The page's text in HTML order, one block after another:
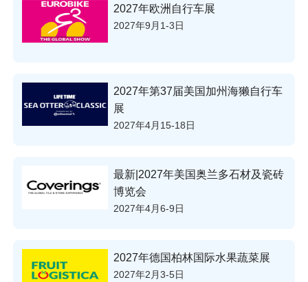
2027年欧洲自行车展
2027年9月1-3日
2027年第37届美国加州海獭自行车
展
2027年4月15-18日
最新|2027年美国奥兰多石材及瓷砖
博览会
2027年4月6-9日
2027年德国柏林国际水果蔬菜展
2027年2月3-5日